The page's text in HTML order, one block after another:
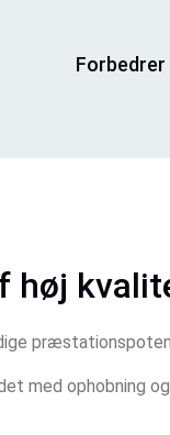
høj
med ophobning